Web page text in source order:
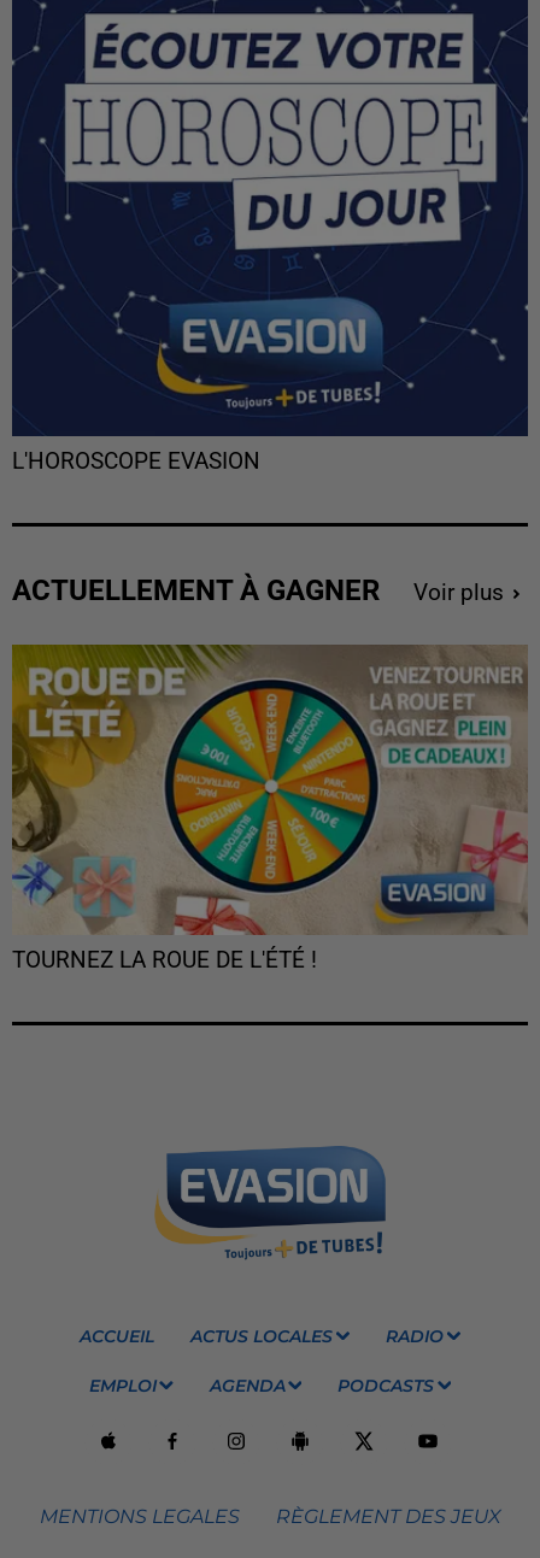
L'HOROSCOPE EVASION
ACTUELLEMENT À GAGNER Voir plus
TOURNEZ LA ROUE DE L'ÉTÉ !
ACCUEIL ACTUS LOCALES RADIO
EMPLOI AGENDA PODCASTS
MENTIONS LEGALES RÈGLEMENT DES JEUX